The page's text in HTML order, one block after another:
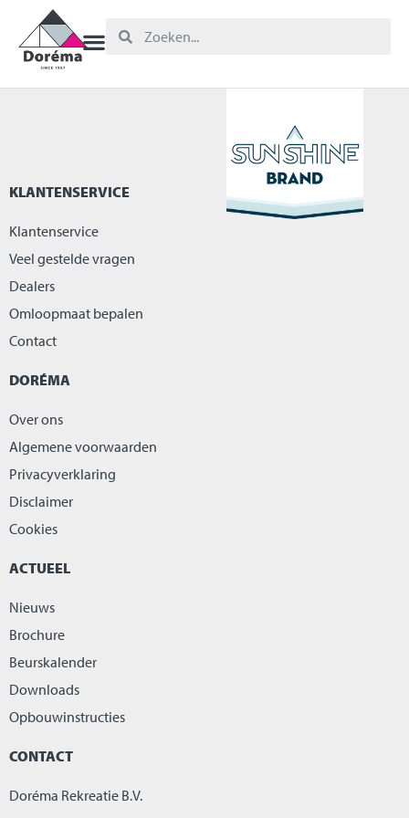
KLANTENSERVICE
Klantenservice
Veel gestelde vragen
Dealers
Omloopmaat bepalen
Contact
DORÉMA
Over ons
Algemene voorwaarden
Privacyverklaring
Disclaimer
Cookies
ACTUEEL
Nieuws
Brochure
Beurskalender
Downloads
Opbouwinstructies
CONTACT
Doréma Rekreatie B.V.